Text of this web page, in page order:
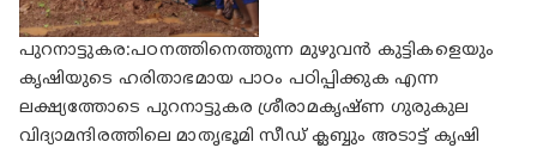
പുറനാട്ടുകര:പഠനത്തിനെത്തുന്ന മുഴുവൻ കുട്ടികളെയും
കൃഷിയുടെ ഹരിതാഭമായ പാഠം പഠിപ്പിക്കുക എന്ന
ലക്ഷ്യത്തോടെ പുറനാട്ടുകര ശ്രീരാമകൃഷ്ണ ഗുരുകുല
വിദ്യാമന്ദിരത്തിലെ മാതൃഭൂമി സീഡ് ക്ലബ്ബും അടാട്ട് കൃഷി